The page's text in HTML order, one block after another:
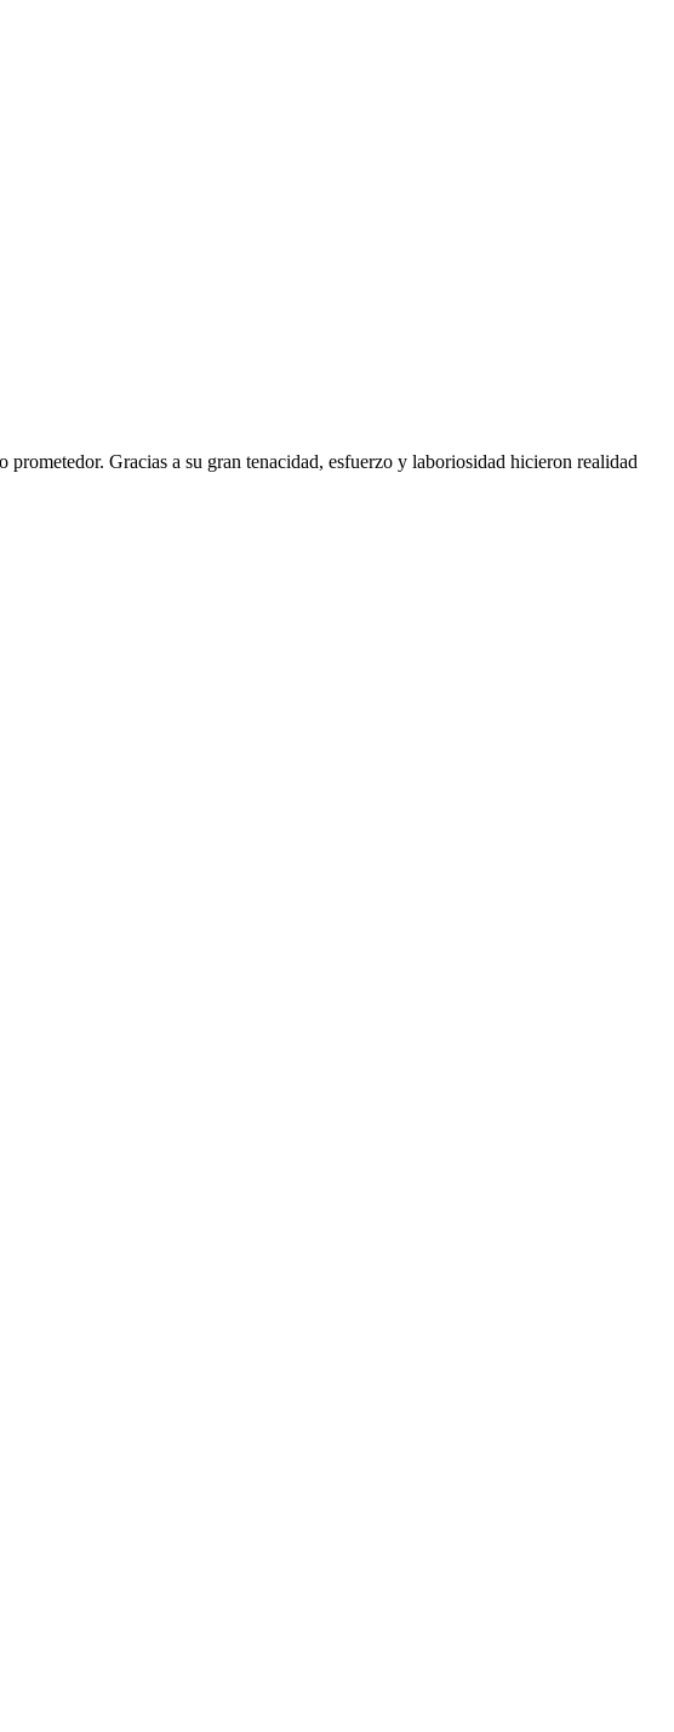
Gracias a su gran tenacidad, esfuerzo y laboriosidad hicieron realidad